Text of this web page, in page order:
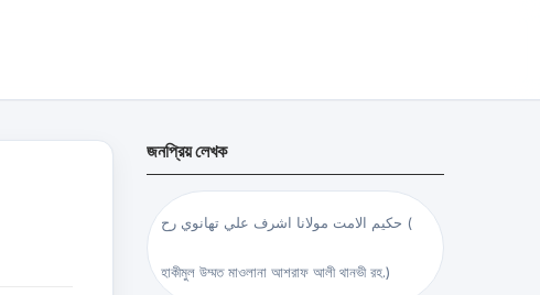
জনপ্রিয় লেখক
حكيم الامت مولانا اشرف علي تهانوي رح (
হাকীমুল উম্মত মাওলানা আশরাফ আলী থানভী রহ.)